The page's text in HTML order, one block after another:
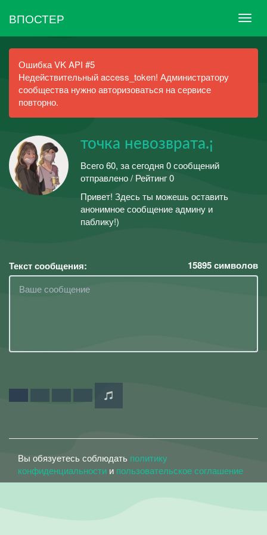
ВПОСТЕР
Ошибка VK API #5
Недействительный access_token! Администратору
сообщества нужно авторизоваться на сервисе
повторно.
точка невозврата.¡
Всего 60, за сегодня 0 сообщений
отправлено / Рейтинг 0
Привет! Здесь ты можешь оставить
анонимное сообщение админу и
паблику!)
Текст сообщения: 15895символов
Вы обязуетесь соблюдать политику
конфиденциальности и пользовательское соглашение